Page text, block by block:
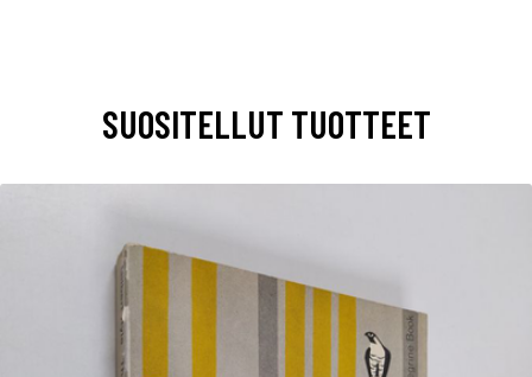
SUOSITELLUT TUOTTEET